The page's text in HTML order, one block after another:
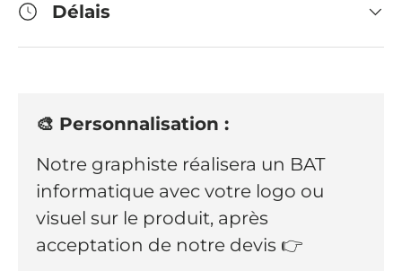
Délais
🎨 Personnalisation :
Notre graphiste réalisera un BAT
informatique avec votre logo ou
visuel sur le produit, après
acceptation de notre devis 👉